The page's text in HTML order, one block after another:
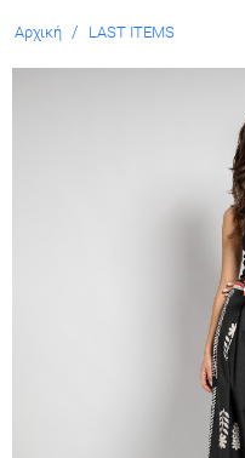
Αρχική / LAST ITEMS